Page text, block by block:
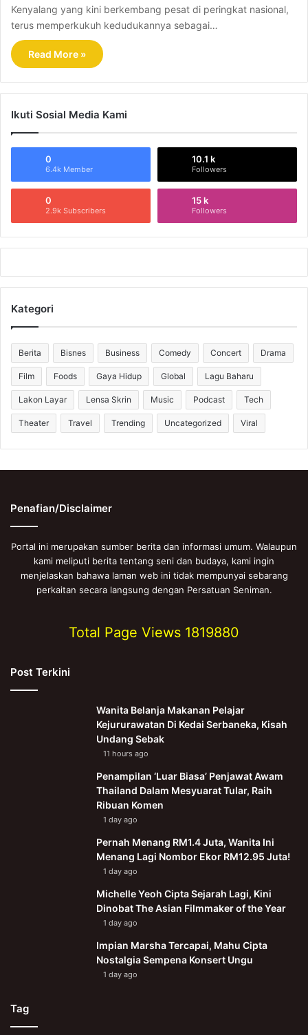
Kenyalang yang kini berkembang pesat di peringkat nasional,
terus memperkukuh kedudukannya sebagai…
Read More »
Ikuti Sosial Media Kami
0
6.4k Member
10.1 k
Followers
0
2.9k Subscribers
15 k
Followers
Kategori
Berita Bisnes Business Comedy Concert Drama
Film Foods Gaya Hidup Global Lagu Baharu
Lakon Layar Lensa Skrin Music Podcast Tech
Theater Travel Trending Uncategorized Viral
Penafian/Disclaimer
Portal ini merupakan sumber berita dan informasi umum. Walaupun
kami meliputi berita tentang seni dan budaya, kami ingin
menjelaskan bahawa laman web ini tidak mempunyai sebarang
perkaitan secara langsung dengan Persatuan Seniman.
Total Page Views 1819880
Post Terkini
Wanita Belanja Makanan Pelajar
Kejururawatan Di Kedai Serbaneka, Kisah
Undang Sebak
11 hours ago
Penampilan ‘Luar Biasa’ Penjawat Awam
Thailand Dalam Mesyuarat Tular, Raih
Ribuan Komen
1 day ago
Pernah Menang RM1.4 Juta, Wanita Ini
Menang Lagi Nombor Ekor RM12.95 Juta!
1 day ago
Michelle Yeoh Cipta Sejarah Lagi, Kini
Dinobat The Asian Filmmaker of the Year
1 day ago
Impian Marsha Tercapai, Mahu Cipta
Nostalgia Sempena Konsert Ungu
1 day ago
Tag